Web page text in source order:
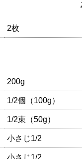
2枚
200g
1/2個（100g）
1/2束（50g）
小さじ1/2
小さじ1/2